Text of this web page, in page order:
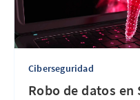
Ciberseguridad
Robo de datos en